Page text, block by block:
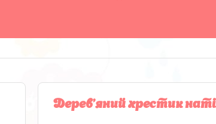
Дерев'яний хрестик